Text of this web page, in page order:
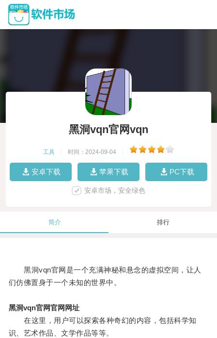
黑洞vqn官网vqn
工具 时间：2024-09-04
安卓下载 苹果下载 PC下载
安卓市场，安全绿色
简介 排行
黑洞vqn官网是一个充满神秘和悬念的虚拟空间，让人
们仿佛置身于一个未知的世界中。
黑洞vqn官网官网网址
在这里，用户可以探索各种奇幻的内容，包括科学知
识、艺术作品、文学作品等等。